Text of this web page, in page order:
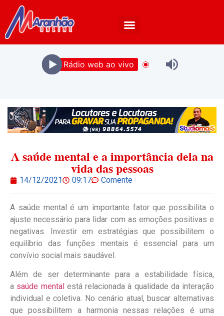
Rádio web ao vivo
A saúde mental e a importância dela na
vida das pessoas
14/12/2021 09:17 Comente
A saúde mental é um importante fator que possibilita o
ajuste necessário para lidar com as emoções positivas e
negativas. Investir em estratégias que possibilitem o
equilíbrio das funções mentais é essencial para um
convívio social mais saudável.
Além de ser determinante para a estabilidade física,
a saúde mental está relacionada à qualidade da interação
individual e coletiva. No cenário atual, buscar alternativas
que possibilitem a harmonia nessas relações é uma